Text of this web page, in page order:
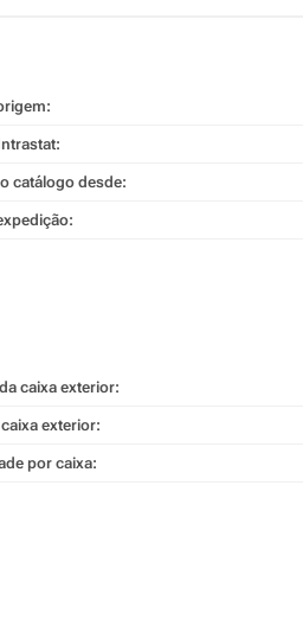
catálogo desde:
caixa exterior:
exterior:
por caixa: